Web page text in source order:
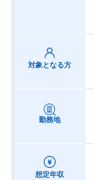
対象となる方
勤務地
想定年収